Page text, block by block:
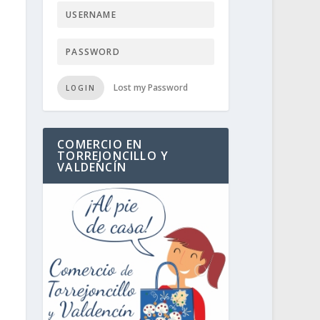
LOGIN Lost my Password
COMERCIO EN
TORREJONCILLO Y
VALDENCÍN